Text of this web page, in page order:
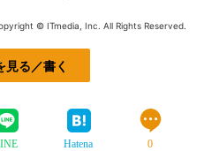
© ITmedia, Inc. All Rights Reserved.
見る／書く
Hatena 0